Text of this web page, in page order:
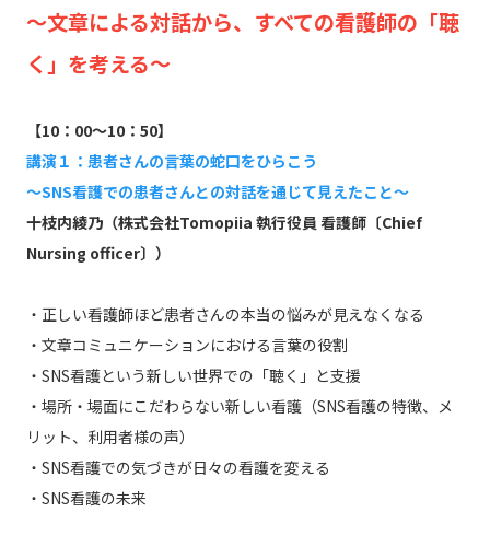
～文章による対話から、すべての看護師の「聴
く」を考える～
【10：00～10：50】
講演１：患者さんの言葉の蛇口をひらこう
～SNS看護での患者さんとの対話を通じて見えたこと～
十枝内綾乃（株式会社Tomopiia 執行役員 看護師〔Chief
Nursing officer〕）
・正しい看護師ほど患者さんの本当の悩みが見えなくなる
・文章コミュニケーションにおける言葉の役割
・SNS看護という新しい世界での「聴く」と支援
・場所・場面にこだわらない新しい看護（SNS看護の特徴、メ
リット、利用者様の声）
・SNS看護での気づきが日々の看護を変える
・SNS看護の未来